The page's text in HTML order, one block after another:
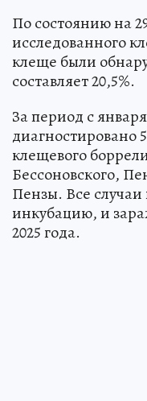
По состоянию на
исследованного
клеще были
составляет 20,5%.
За период с
диагностировано
клещевого
Бессоновского,
Пензы. Все
инкубацию, и
2025 года.